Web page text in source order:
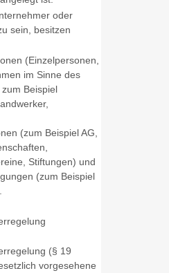
oder
sein, besitzen
(Einzelpersonen,
im Sinne des
Beispiel
(zum Beispiel AG,
Stiftungen) und
(zum Beispiel
(§ 19
vorgesehene